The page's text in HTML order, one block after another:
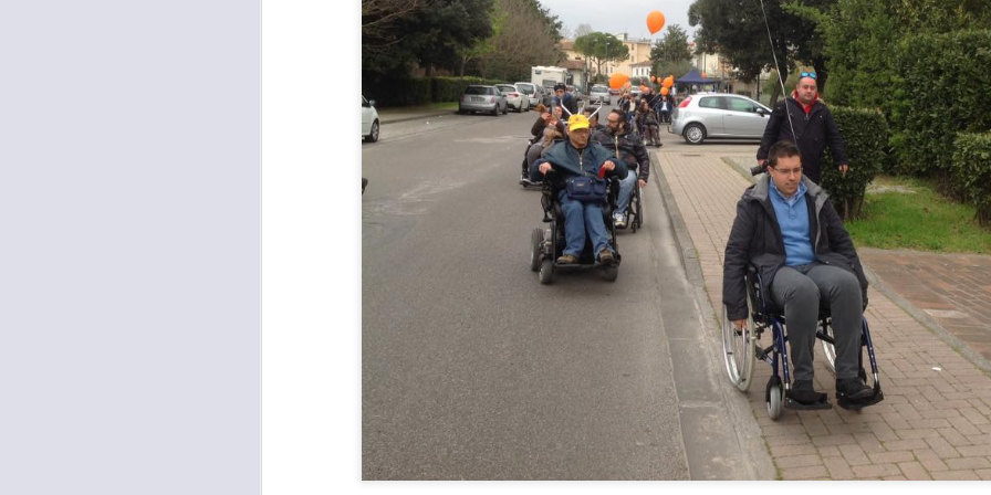
IMPRESA
LAVORI FIPILI, L’ULTIMA TEGOLA: L’INTERVENTO NON PREVEDE
PER AVR ALCUN UTILE DI IMPRESA
“Durante la seduta di mercoledì 28 luglio, del Consiglio metropolitano si
è tornati a discutere della Fipili autorizzando l’intervento di somma
urgenza per il ripristino dell’arteria, dopo lo smottamento avvenuto in via
di Carcheri a Lastra a Signa.
IN 3 ANNI IL CONSIGLIO COMUNALE HA
APPROVATO OLTRE 20 MOZIONI DI FORZA ITALIA.
GANDOLA: ANCHE DALL’OPPOSIZIONE SI HA
POSSIBILITA’ DI INCIDERE
IN 3 ANNI IL CONSIGLIO COMUNALE HA APPROVATO OLTRE 20
MOZIONI DI FORZA ITALIA. GANDOLA: ANCHE
DALL’OPPOSIZIONE SI HA POSSIBILITA’ DI INCIDERE PURCHE’
SI ABBIANO IDEE E PROPOSTE CONCRETE.
AUG RACCOLTA FIRME CONTRO LA CACCIA,